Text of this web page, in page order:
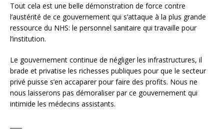
Tout cela est une belle démonstration de force contre
l’austérité de ce gouvernement qui s’attaque à la plus grande
ressource du NHS: le personnel sanitaire qui travaille pour
l’institution.
Le gouvernement continue de négliger les infrastructures, il
brade et privatise les richesses publiques pour que le secteur
privé puisse s’en accaparer pour faire des profits. Nous ne
nous laisserons pas démoraliser par ce gouvernement qui
intimide les médecins assistants.